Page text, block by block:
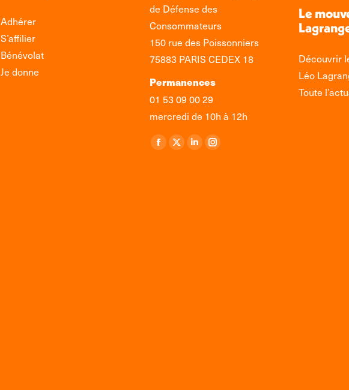
Adhérer
S’affilier
Bénévolat
Je donne
de Défense des
Consommateurs
150 rue des Poissonniers
75883 PARIS CEDEX 18
Permanences
01 53 09 00 29
mercredi de 10h à 12h
Retrouvez-nous sur :
La
La
La
La
Le
Découvrir
Léo
Toute